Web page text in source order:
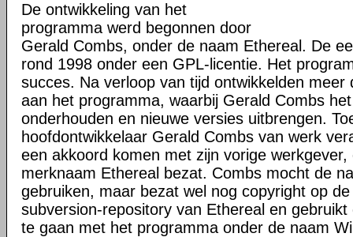
De ontwikkeling van het
programma werd begonnen door
Gerald Combs, onder de naam Ethereal. De
rond 1998 onder een GPL-licentie. Het
succes. Na verloop van tijd ontwikkelden meer
aan het programma, waarbij Gerald Combs
onderhouden en nieuwe versies uitbrengen.
hoofdontwikkelaar Gerald Combs van werk
een akkoord komen met zijn vorige
merknaam Ethereal bezat. Combs mocht de
gebruiken, maar bezat wel nog copyright op
subversion-repository van Ethereal en
te gaan met het programma onder de naam